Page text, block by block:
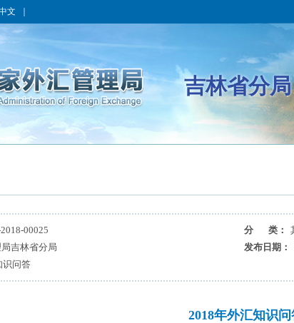
文
吉林省分局
00025 分 类：
吉林省分局 发布日期：
识问答
2018年外汇知识